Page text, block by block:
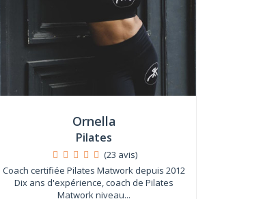
Ornella
Pilates
(23 avis)
Coach certifiée Pilates Matwork depuis 2012
Dix ans d'expérience, coach de Pilates
Matwork niveau...